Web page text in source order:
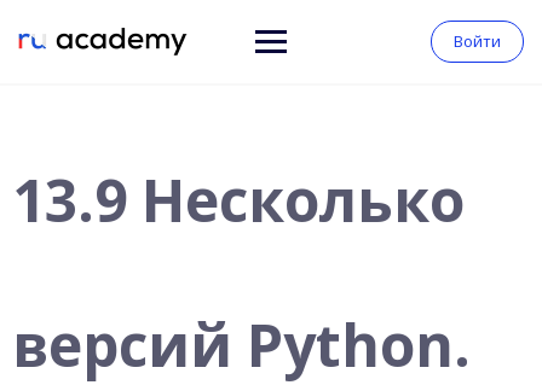
Войти
13.9 Несколько
версий Python.